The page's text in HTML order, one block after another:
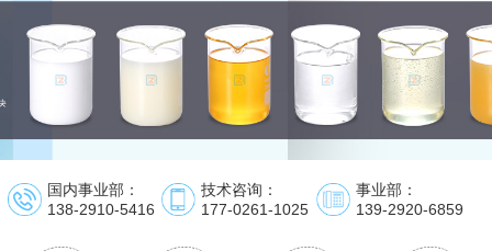
国内事业部：
138-2910-5416
技术咨询：
177-0261-1025
事业部：
139-2920-6859